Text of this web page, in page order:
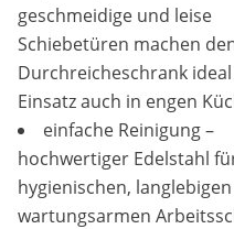
geschmeidige und leise
Schiebetüren machen
Durchreicheschrank
Einsatz auch in engen
einfache Reinigung –
hochwertiger Edelstahl
hygienischen,
wartungsarmen